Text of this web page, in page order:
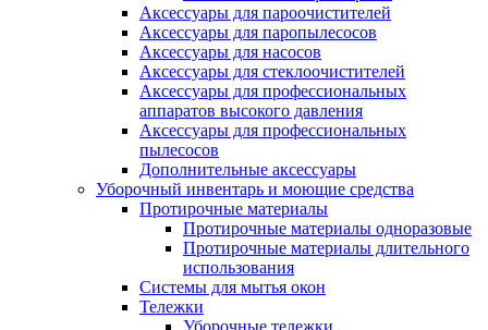
Аксессуары для пароочистителей
Аксессуары для паропылесосов
Аксессуары для насосов
Аксессуары для стеклоочистителей
Аксессуары для профессиональных
аппаратов высокого давления
Аксессуары для профессиональных
пылесосов
Дополнительные аксессуары
Уборочный инвентарь и моющие средства
Протирочные материалы
Протирочные материалы одноразовые
Протирочные материалы длительного
использования
Системы для мытья окон
Тележки
Уборочные тележки